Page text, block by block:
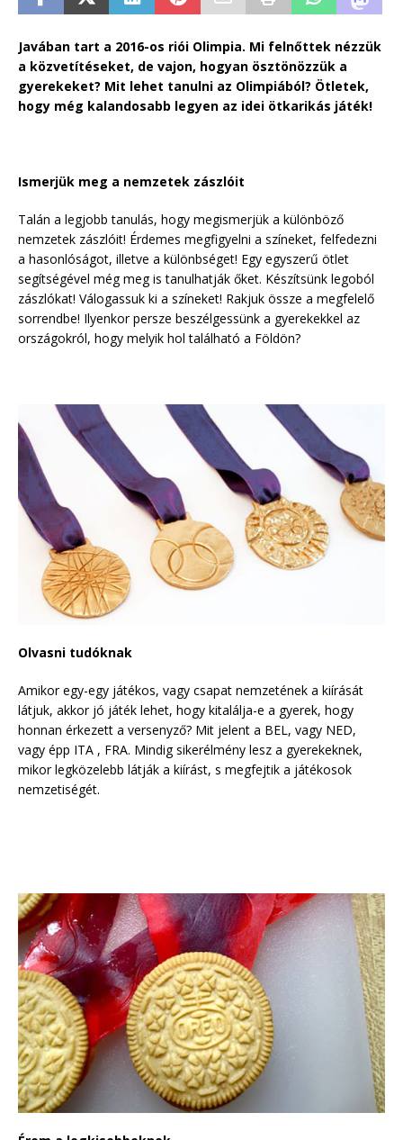
Javában tart a 2016-os riói Olimpia. Mi felnőttek nézzük
a közvetítéseket, de vajon, hogyan ösztönözzük a
gyerekeket? Mit lehet tanulni az Olimpiából? Ötletek,
hogy még kalandosabb legyen az idei ötkarikás játék!
Ismerjük meg a nemzetek zászlóit
Talán a legjobb tanulás, hogy megismerjük a különböző
nemzetek zászlóit! Érdemes megfigyelni a színeket, felfedezni
a hasonlóságot, illetve a különbséget! Egy egyszerű ötlet
segítségével még meg is tanulhatják őket. Készítsünk legoból
zászlókat! Válogassuk ki a színeket! Rakjuk össze a megfelelő
sorrendbe! Ilyenkor persze beszélgessünk a gyerekekkel az
országokról, hogy melyik hol található a Földön?
Olvasni tudóknak
Amikor egy-egy játékos, vagy csapat nemzetének a kiírását
látjuk, akkor jó játék lehet, hogy kitalálja-e a gyerek, hogy
honnan érkezett a versenyző? Mit jelent a BEL, vagy NED,
vagy épp ITA , FRA. Mindig sikerélmény lesz a gyerekeknek,
mikor legközelebb látják a kiírást, s megfejtik a játékosok
nemzetiségét.